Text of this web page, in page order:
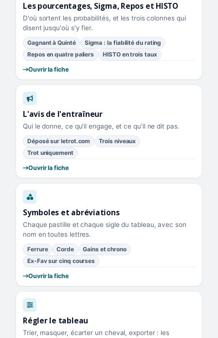
Les pourcentages, Sigma, Repos et HISTO
D'où sortent les probabilités, et les trois colonnes qui
disent jusqu'où s'y fier.
Gagnant à Quinté
Sigma : la fiabilité du rating
Repos en quatre paliers
HISTO en trois taux
Ouvrir la fiche
L'avis de l'entraîneur
Qui le donne, ce qu'il engage, et ce qu'il ne dit pas.
Déposé sur letrot.com
Trois niveaux
Trot uniquement
Ouvrir la fiche
Symboles et abréviations
Chaque pastille et chaque sigle du tableau, avec son
nom en toutes lettres.
Ferrure Corde
Gains et chrono
Ex-Fav sur cinq courses
Ouvrir la fiche
Régler le tableau
Trier, masquer, écarter un cheval, exporter : les